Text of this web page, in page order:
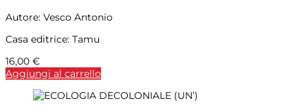
Autore: Vesco Antonio
Casa editrice: Tamu
16,00 €
Aggiungi al carrello